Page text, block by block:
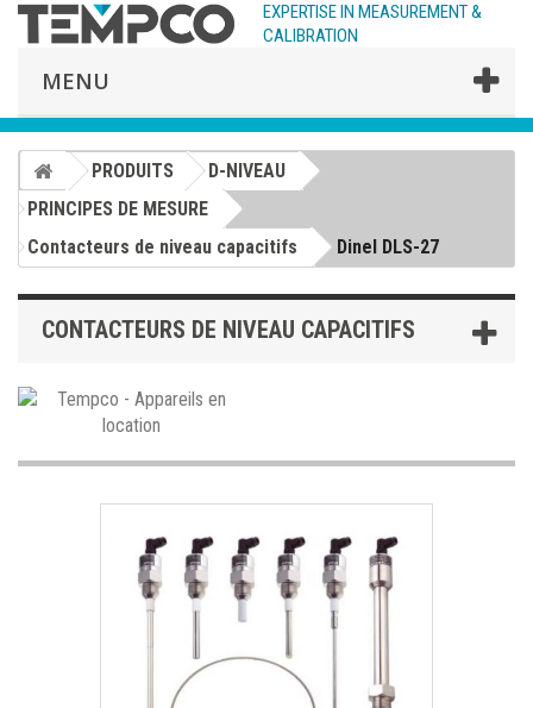
EXPERTISE IN MEASUREMENT &
CALIBRATION
MENU
PRODUITS
D-NIVEAU
PRINCIPES DE MESURE
Contacteurs de niveau capacitifs
Dinel DLS-27
CONTACTEURS DE NIVEAU CAPACITIFS